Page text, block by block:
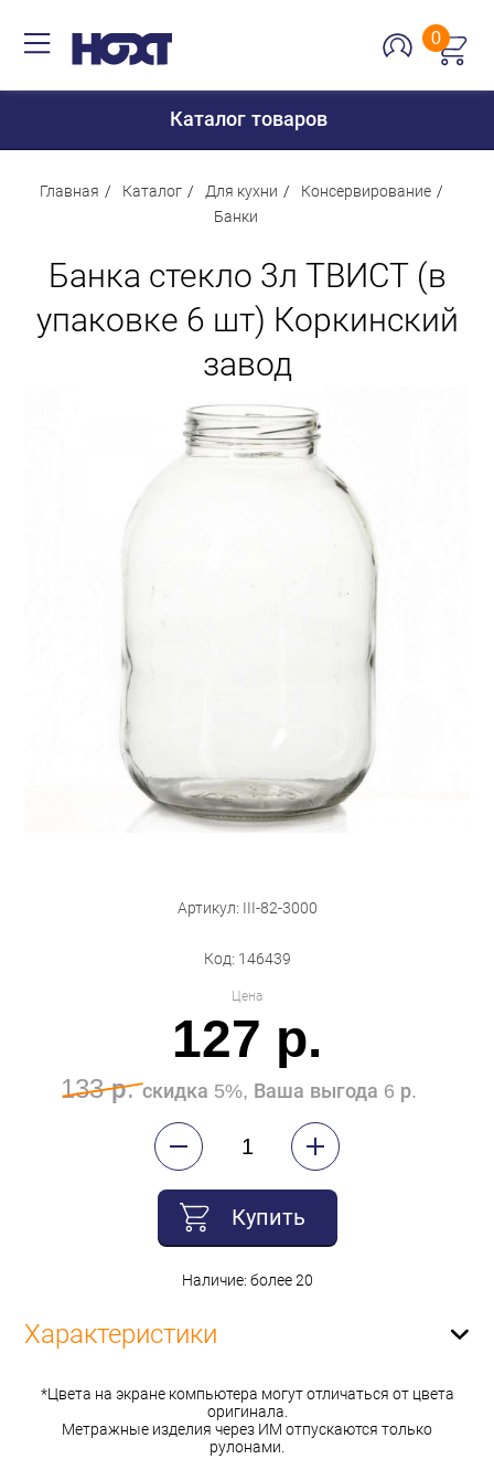
0
Каталог товаров
Для кухни
Сантехника
Строительство и ремонт
Бытовая техника
Главная Каталог Для кухни
Консервирование
Банки
Банка стекло 3л ТВИСТ (в
упаковке 6 шт) Коркинский
завод
Артикул: III-82-3000
Код: 146439
Цена
127 р.
133 р.скидка 5%, Ваша выгода 6 р.
Купить
Наличие: более 20
Характеристики
*Цвета на экране компьютера могут отличаться от цвета
оригинала.
Метражные изделия через ИМ отпускаются только
рулонами.